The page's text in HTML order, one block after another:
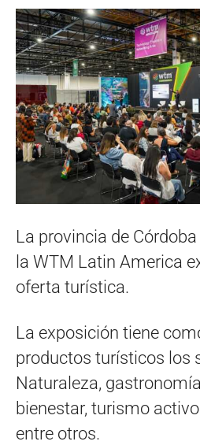
La provincia de
la WTM Latin America
oferta turística.
La exposición tiene
productos turísticos los
Naturaleza,
bienestar, turismo
entre otros.